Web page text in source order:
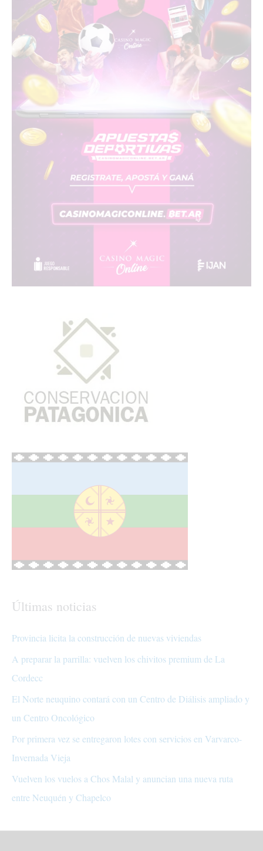
Últimas noticias
Provincia licita la construcción de nuevas viviendas
A preparar la parrilla: vuelven los chivitos premium de La
Cordecc
El Norte neuquino contará con un Centro de Diálisis ampliado y
un Centro Oncológico
Por primera vez se entregaron lotes con servicios en Varvarco-
Invernada Vieja
Vuelven los vuelos a Chos Malal y anuncian una nueva ruta
entre Neuquén y Chapelco